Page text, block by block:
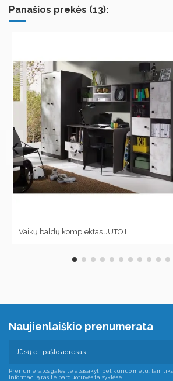
Panašios prekės (13):
Vaikų baldų komplektas JUTO I
Naujienlaiškio prenumerata
Prenumeratos galėsite atsisakyti bet kuriuo metu. Tam
informaciją rasite parduotuvės taisyklėse.